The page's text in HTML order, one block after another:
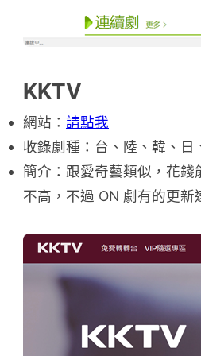
KKTV
網站： 請點我
收錄劇種：台、陸、韓、日
簡介：跟愛奇藝類似，花
不高，不過 ON 劇有的更新